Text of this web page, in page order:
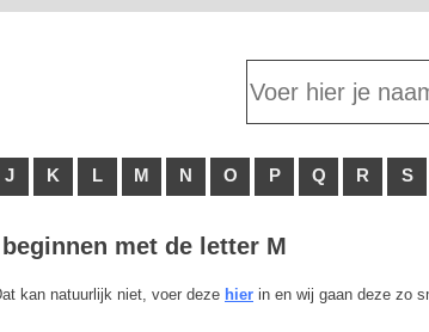
J K L M N O P Q R S
met de letter M
kan natuurlijk niet, voer deze hier in en wij gaan deze zo